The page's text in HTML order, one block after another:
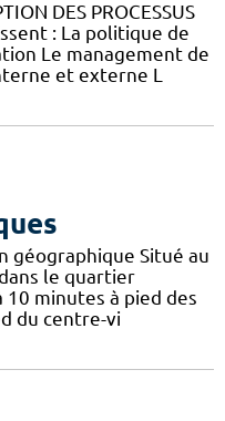
DES PROCESSUS
: La politique de
Le management de
et externe L
géographique Situé au
le quartier
10 minutes à pied des
du centre-vi